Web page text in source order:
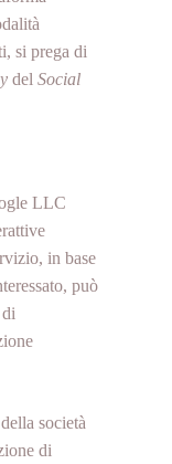
si prega di
del Social
LLC
in base
può
società
di